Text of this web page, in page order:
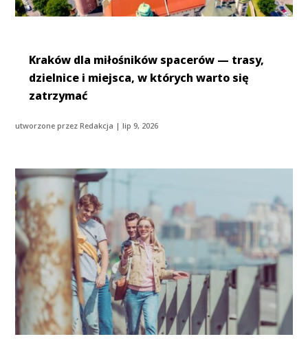
Kraków dla miłośników spacerów — trasy,
dzielnice i miejsca, w których warto się
zatrzymać
utworzone przezRedakcja |lip 9, 2026